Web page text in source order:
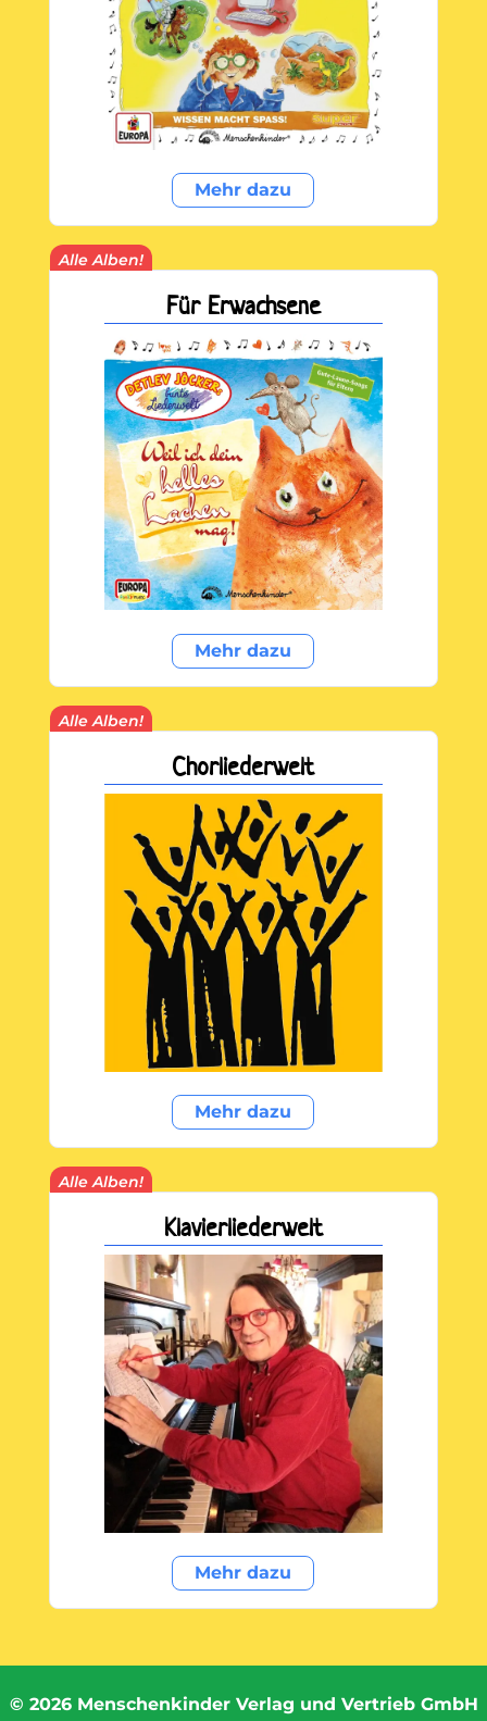
Mehr dazu
Alle Alben!
Für Erwachsene
Mehr dazu
Alle Alben!
Chorliederwelt
Mehr dazu
Alle Alben!
Klavierliederwelt
Mehr dazu
© 2026Menschenkinder Verlag und Vertrieb GmbH